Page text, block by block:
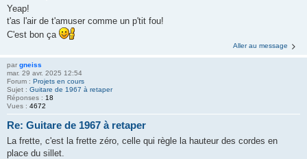
Yeap!
t'as l'air de t'amuser comme un p'tit fou!
C'est bon ça
Aller au message
par gneiss
mar. 29 avr. 2025 12:54
Forum : Projets en cours
Sujet : Guitare de 1967 à retaper
Réponses : 18
Vues : 4672
Re: Guitare de 1967 à retaper
La frette, c'est la frette zéro, celle qui règle la hauteur des cordes en
place du sillet.